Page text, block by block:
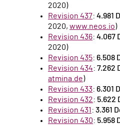
2020)
Revision 437: 4.981
2020, www.neos.io)
Revision 436: 4.067
2020)
Revision 435: 6.508
Revision 434: 7.262
atmina.de)
Revision 433: 6.301
Revision 432: 5.622
Revision 431 : 3.361
Revision 430: 5.958